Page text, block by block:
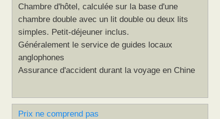
Chambre d'hôtel, calculée sur la base d'une
chambre double avec un lit double ou deux lits
simples. Petit-déjeuner inclus.
Généralement le service de guides locaux
anglophones
Assurance d'accident durant la voyage en Chine
Prix ne comprend pas